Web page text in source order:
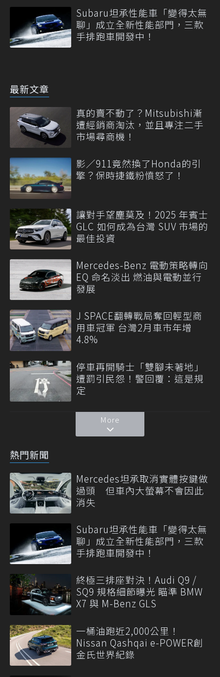
Subaru坦承性能車「變得太無
聊」成立全新性能部門，三款
手排跑車開發中！
最新文章
真的賣不動了？Mitsubishi漸
遭經銷商淘汰，並且專注二手
市場尋商機！
影／911竟然換了Honda的引
擎？保時捷鐵粉憤怒了！
讓對手望塵莫及！2025 年賓士
GLC 如何成為台灣 SUV 市場的
最佳投資
Mercedes-Benz 電動策略轉向
EQ 命名淡出 燃油與電動並行
發展
J SPACE翻轉戰局奪回輕型商
用車冠軍 台灣2月車市年增
4.8%
停車再開騎士「雙腳未著地」
遭罰引民怨！警回覆：這是規
定
More
熱門新聞
Mercedes坦承取消實體按鍵做
過頭 但車內大螢幕不會因此
消失
Subaru坦承性能車「變得太無
聊」成立全新性能部門，三款
手排跑車開發中！
終極三排座對決！Audi Q9 /
SQ9 規格細節曝光 瞄準 BMW
X7 與 M-Benz GLS
一桶油跑近2,000公里！
Nissan Qashqai e-POWER創
金氏世界紀錄